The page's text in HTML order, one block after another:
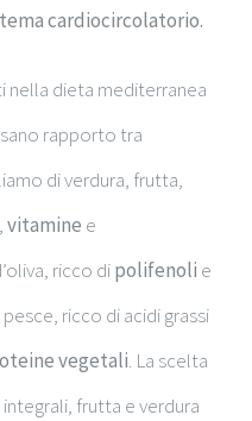
cardiocircolatorio.
dieta mediterranea
rapporto tra
di verdura, frutta,
vitamine e
ricco dipolifenoli e
pesce, ricco di acidi grassi
vegetali. La scelta
frutta e verdura